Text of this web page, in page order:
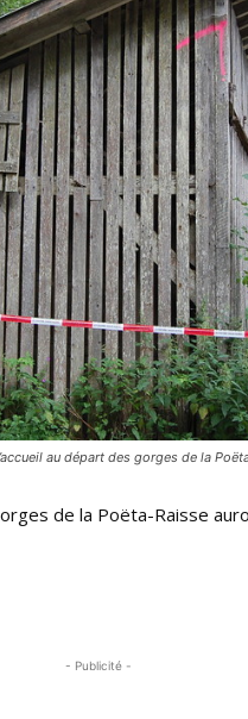
au départ des gorges de la
de la Poëta-Raisse
- Publicité -